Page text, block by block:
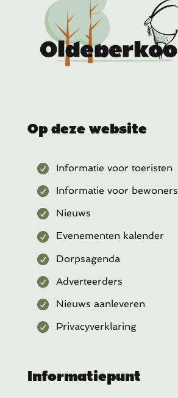
Op deze website
Informatie voor toeristen
Informatie voor bewoners
Nieuws
Evenementen kalender
Dorpsagenda
Adverteerders
Nieuws aanleveren
Privacyverklaring
Informatiepunt